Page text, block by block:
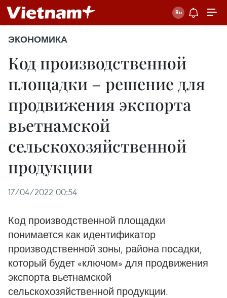
ЭКОНОМИКА
Код производственной
площадки – решение для
продвижения экспорта
вьетнамской
сельскохозяйственной
продукции
17/04/2022 00:54
Код производственной площадки
понимается как идентификатор
производственной зоны, района посадки,
который будет «ключом» для продвижения
экспорта вьетнамской
сельскохозяйственной продукции.